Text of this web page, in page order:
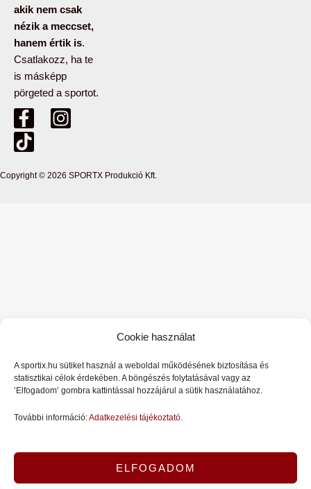
Cookie használat
A sportix.hu sütiket használ a weboldal működésének biztosítása és
statisztikai célok érdekében. A böngészés folytatásával vagy az
’Elfogadom’ gombra kattintással hozzájárul a sütik használatához.
További információ:Adatkezelési tájékoztató.
ELFOGADOM
akik nem csak
nézik a meccset,
hanem értik is.
Csatlakozz, ha te
is másképp
pörgeted a sportot.
F
a
c
b
I
n
a
T
i
k
o
Copyright © 2026 SPORTX Produkció Kft.